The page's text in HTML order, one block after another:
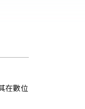
在數位